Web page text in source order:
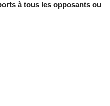
à tous les opposants ou